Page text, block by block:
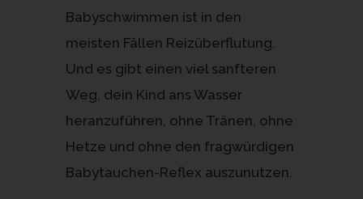
Babyschwimmen ist in den
meisten Fällen Reizüberflutung.
Und es gibt einen viel sanfteren
Weg, dein Kind ans Wasser
heranzuführen, ohne Tränen, ohne
Hetze und ohne den fragwürdigen
Babytauchen-Reflex auszunutzen.